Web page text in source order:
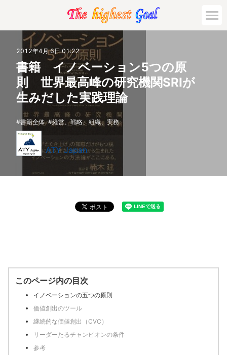
2012年4月 6日 01:22
書籍 イノベーション5つの原
則 世界最高峰の研究機関SRIが
生みだした実践理論
書籍全体 経営、戦略、組織、実務
ATY Japan
このページ内の目次
イノベーションの五つの原則
価値創出のツール
継続的な価値創出（CVC）
リーダーたるチャンピオンの条件
参考